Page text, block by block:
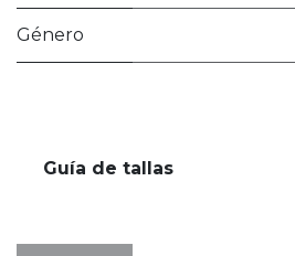
Género
Guía de tallas